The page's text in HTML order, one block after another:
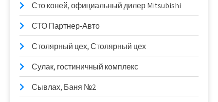
Сто коней, официальный дилер Mitsubishi
СТО Партнер-Авто
Столярный цех, Столярный цех
Сулак, гостиничный комплекс
Сывлах, Баня №2